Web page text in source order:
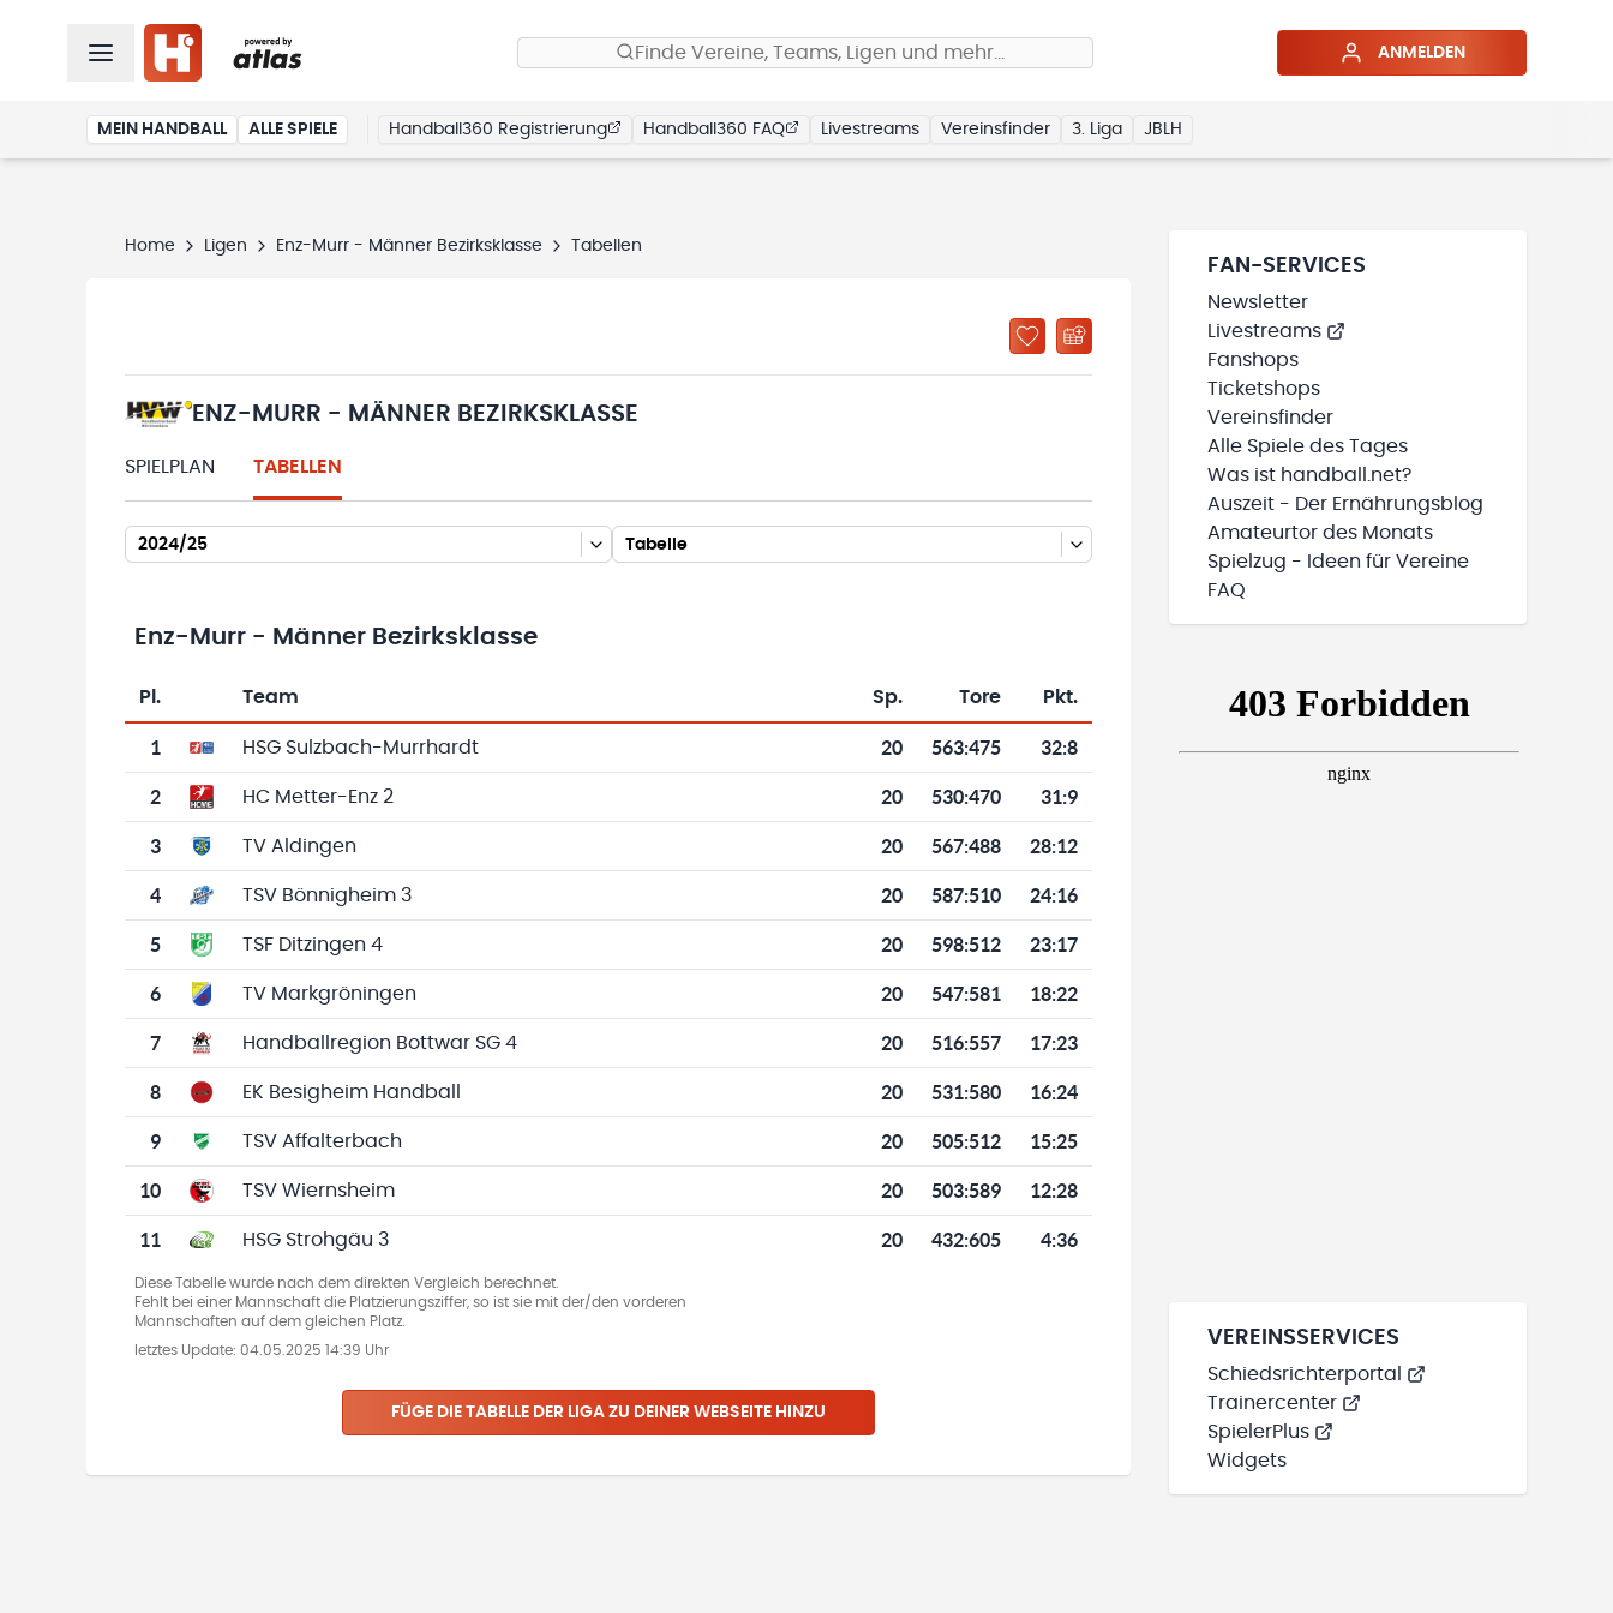
Finde Vereine, Teams, Ligen und mehr… ANMELDEN
MEIN HANDBALL ALLE SPIELE Handball360 Registrierung Handball360 FAQ Livestreams Vereinsfinder 3. Liga JBLH
Home Ligen Enz-Murr - Männer Bezirksklasse Tabellen
ENZ-MURR - MÄNNER BEZIRKSKLASSE
SPIELPLAN TABELLEN
2024/25 Tabelle
Enz-Murr - Männer Bezirksklasse
Tabelle mit Vereinsplatzierungen, Spielen, Toren und Punkten
Pl. Team Sp. Tore Pkt.
1 HSG Sulzbach-Murrhardt 20 563:475 32:8
2 HC Metter-Enz 2 20 530:470 31:9
3 TV Aldingen 20 567:488 28:12
4 TSV Bönnigheim 3 20 587:510 24:16
5 TSF Ditzingen 4 20 598:512 23:17
6 TV Markgröningen 20 547:581 18:22
7 Handballregion Bottwar SG 4 20 516:557 17:23
8 EK Besigheim Handball 20 531:580 16:24
9 TSV Affalterbach 20 505:512 15:25
10 TSV Wiernsheim 20 503:589 12:28
11 HSG Strohgäu 3 20 432:605 4:36
Diese Tabelle wurde nach dem direkten Vergleich berechnet.
Fehlt bei einer Mannschaft die Platzierungsziffer, so ist sie mit der/den vorderen
Mannschaften auf dem gleichen Platz.
letztes Update: 04.05.2025 14:39 Uhr
FÜGE DIE TABELLE DER LIGA ZU DEINER WEBSEITE HINZU
FAN-SERVICES
Newsletter
Livestreams
Fanshops
Ticketshops
Vereinsfinder
Alle Spiele des Tages
Was ist handball.net?
Auszeit - Der Ernährungsblog
Amateurtor des Monats
Spielzug - Ideen für Vereine
FAQ
VEREINSSERVICES
Schiedsrichterportal
Trainercenter
SpielerPlus
Widgets